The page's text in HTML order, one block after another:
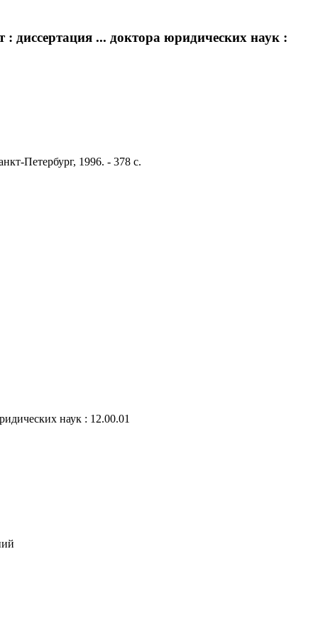
диссертация ... доктора юридических наук :
Петербург, 1996. - 378 с.
наук : 12.00.01